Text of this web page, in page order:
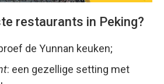
restaurants in Peking?
de Yunnan keuken;
: een gezellige setting met